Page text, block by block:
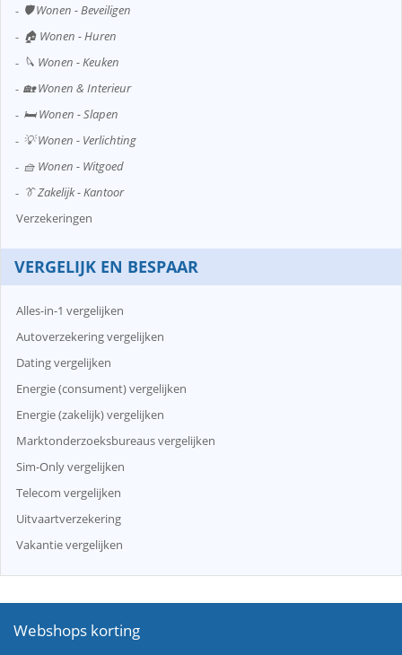
🛡️ Wonen - Beveiligen
🏠 Wonen - Huren
🔪 Wonen - Keuken
🏡 Wonen & Interieur
🛏️ Wonen - Slapen
💡 Wonen - Verlichting
🧺 Wonen - Witgoed
👔 Zakelijk - Kantoor
Verzekeringen
VERGELIJK EN BESPAAR
Alles-in-1 vergelijken
Autoverzekering vergelijken
Dating vergelijken
Energie (consument) vergelijken
Energie (zakelijk) vergelijken
Marktonderzoeksbureaus vergelijken
Sim-Only vergelijken
Telecom vergelijken
Uitvaartverzekering
Vakantie vergelijken
Webshops korting